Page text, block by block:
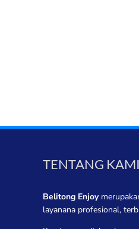
TENTANG KAMI
Belitong Enjoy
layanana profesional,